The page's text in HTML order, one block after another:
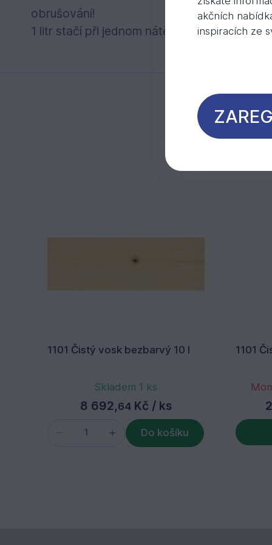
obrušování!
1 litr stačí při jednom nátěru na cca 24 m2
1101 Čistý vosk bezbarvý 10 l
Skladem 1 ks
8 692,64Kč / ks
Do košíku
1101
akčních
inspiracích ze